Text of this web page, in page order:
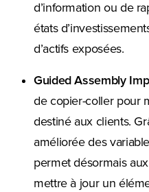
d’information ou de
états
d’actifs exposées.
Guided Assembly
de copier-coller pour
destiné aux clients.
améliorée des
permet désormais
mettre à jour un